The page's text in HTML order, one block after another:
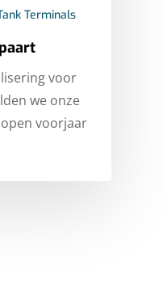
Terminals
voor
we onze
voorjaar
INFORMATION & DATA
PROCESS
PROJECT
ENGLISH